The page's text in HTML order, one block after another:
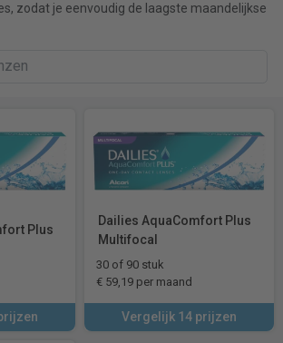
zodat je eenvoudig de laagste maandelijkse
Plus
Dailies AquaComfort Plus
Multifocal
30 of 90 stuk
€ 59,19 per maand
Vergelijk 14 prijzen